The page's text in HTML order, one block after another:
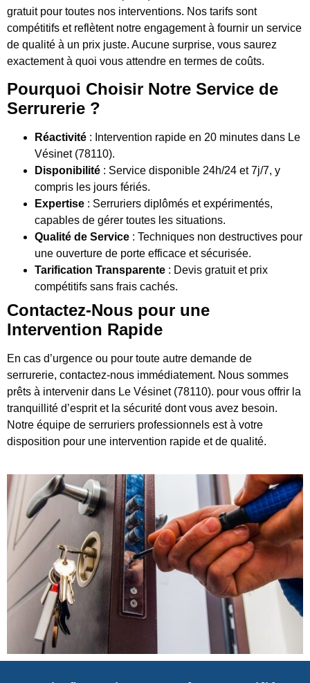
gratuit pour toutes nos interventions. Nos tarifs sont
compétitifs et reflètent notre engagement à fournir un service
de qualité à un prix juste. Aucune surprise, vous saurez
exactement à quoi vous attendre en termes de coûts.
Pourquoi Choisir Notre Service de
Serrurerie ?
Réactivité : Intervention rapide en 20 minutes dans Le
Vésinet (78110).
Disponibilité : Service disponible 24h/24 et 7j/7, y
compris les jours fériés.
Expertise : Serruriers diplômés et expérimentés,
capables de gérer toutes les situations.
Qualité de Service : Techniques non destructives pour
une ouverture de porte efficace et sécurisée.
Tarification Transparente : Devis gratuit et prix
compétitifs sans frais cachés.
Contactez-Nous pour une
Intervention Rapide
En cas d’urgence ou pour toute autre demande de
serrurerie, contactez-nous immédiatement. Nous sommes
prêts à intervenir dans Le Vésinet (78110). pour vous offrir la
tranquillité d’esprit et la sécurité dont vous avez besoin.
Notre équipe de serruriers professionnels est à votre
disposition pour une intervention rapide et de qualité.